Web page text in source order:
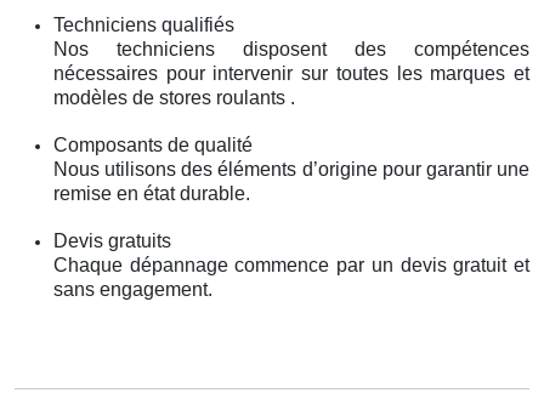
Techniciens qualifiés
Nos techniciens disposent des compétences
nécessaires pour intervenir sur toutes les marques et
modèles de stores roulants .
Composants de qualité
Nous utilisons des éléments d’origine pour garantir une
remise en état durable.
Devis gratuits
Chaque dépannage commence par un devis gratuit et
sans engagement.